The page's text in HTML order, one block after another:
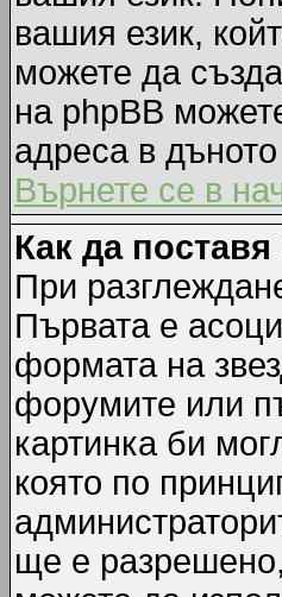
вашия език,
можете да
на phpBB
адреса в
Върнете се в
Как да
При
Първата е
формата на
форумите или
картинка би
която по
ще е